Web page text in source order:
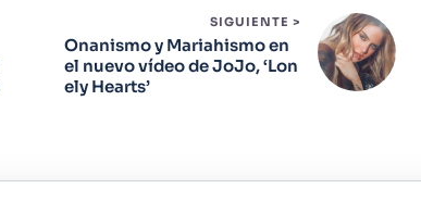
SIGUIENTE >
Onanismo y Mariahismo en
el nuevo vídeo de JoJo, ‘Lon
ely Hearts’